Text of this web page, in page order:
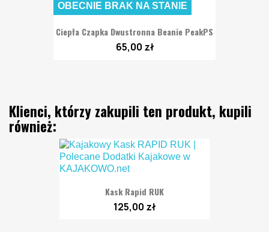
Ciepła Czapka Dwustronna Beanie PeakPS
65,00 zł
OBECNIE BRAK NA STANIE
Klienci, którzy zakupili ten produkt, kupili
również:
Kask Rapid RUK
125,00 zł